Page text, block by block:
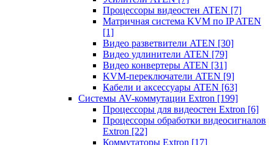
Процессоры видеостен ATEN [7]
Матричная система KVM по IP ATEN
[1]
Видео разветвители ATEN [30]
Видео удлинители ATEN [79]
Видео конвертеры ATEN [31]
KVM-переключатели ATEN [9]
Кабели и аксессуары ATEN [63]
Системы AV-коммутации Extron [199]
Процессоры для видеостен Extron [6]
Процессоры обработки видеосигналов
Extron [22]
Коммутаторы Extron [17]